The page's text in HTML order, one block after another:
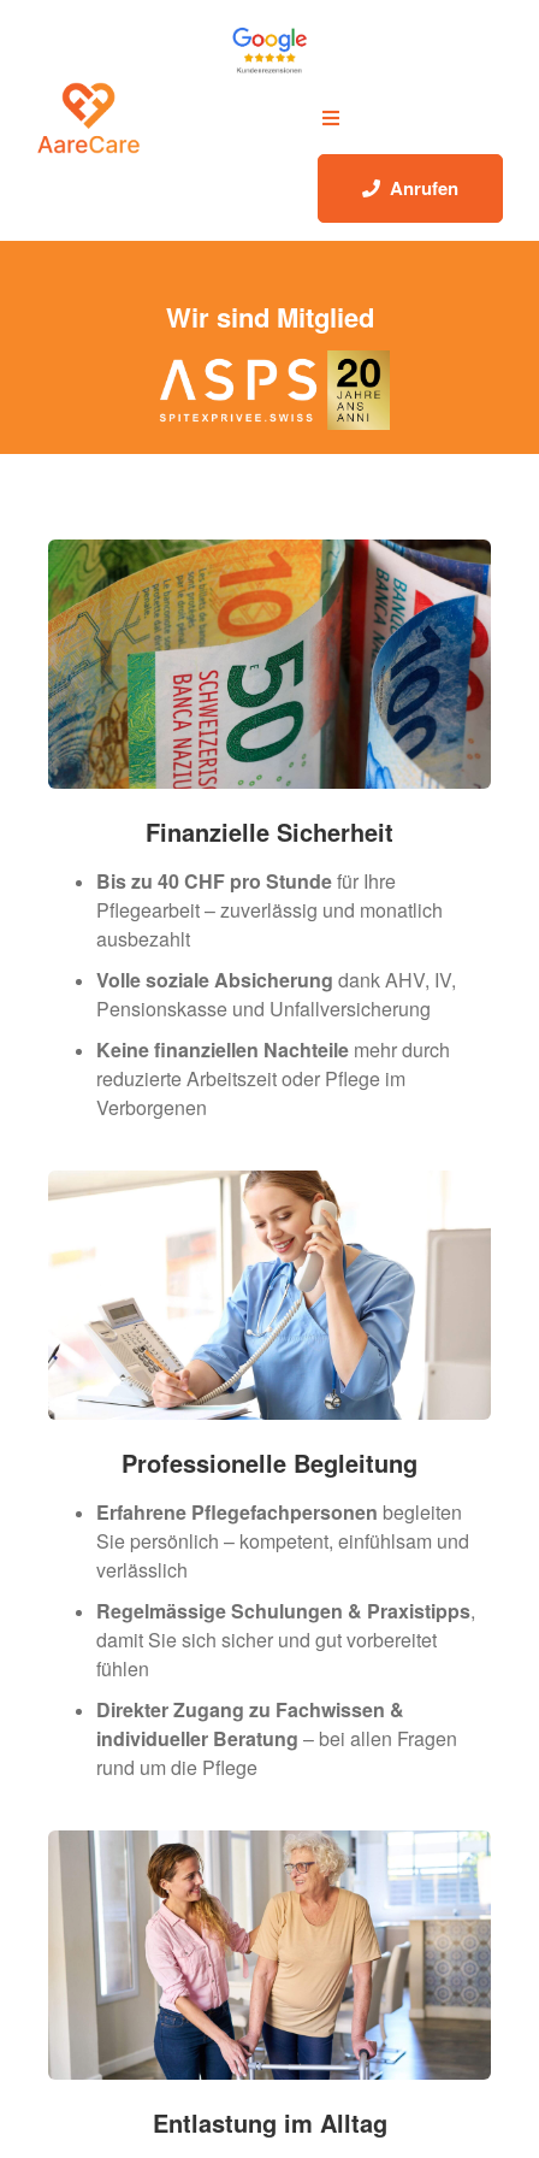
Anrufen
Wir sind Mitglied
Finanzielle Sicherheit
Bis zu 40 CHF pro Stundefür Ihre
Pflegearbeit – zuverlässig und monatlich
ausbezahlt
Volle soziale Absicherung dank AHV, IV,
Pensionskasse und Unfallversicherung
Keine finanziellen Nachteile mehr durch
reduzierte Arbeitszeit oder Pflege im
Verborgenen
Professionelle Begleitung
Erfahrene Pflegefachpersonen begleiten
Sie persönlich – kompetent, einfühlsam und
verlässlich
Regelmässige Schulungen & Praxistipps,
damit Sie sich sicher und gut vorbereitet
fühlen
Direkter Zugang zu Fachwissen &
individueller Beratung – bei allen Fragen
rund um die Pflege
Entlastung im Alltag